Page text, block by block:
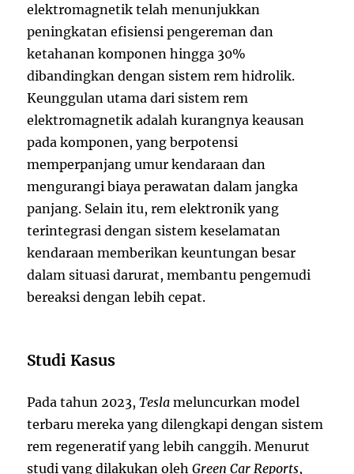
elektromagnetik telah menunjukkan
peningkatan efisiensi pengereman dan
ketahanan komponen hingga 30%
dibandingkan dengan sistem rem hidrolik.
Keunggulan utama dari sistem rem
elektromagnetik adalah kurangnya keausan
pada komponen, yang berpotensi
memperpanjang umur kendaraan dan
mengurangi biaya perawatan dalam jangka
panjang. Selain itu, rem elektronik yang
terintegrasi dengan sistem keselamatan
kendaraan memberikan keuntungan besar
dalam situasi darurat, membantu pengemudi
bereaksi dengan lebih cepat.
Studi Kasus
Pada tahun 2023,Tesla meluncurkan model
terbaru mereka yang dilengkapi dengan sistem
rem regeneratif yang lebih canggih. Menurut
studi yang dilakukan olehGreen Car Reports,